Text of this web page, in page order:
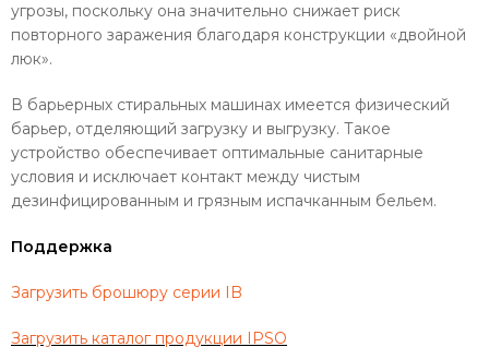
угрозы, поскольку она значительно снижает риск
повторного заражения благодаря конструкции «двойной
люк».
В барьерных стиральных машинах имеется физический
барьер, отделяющий загрузку и выгрузку. Такое
устройство обеспечивает оптимальные санитарные
условия и исключает контакт между чистым
дезинфицированным и грязным испачканным бельем.
Поддержка
Загрузить брошюру серии IB
Загрузить каталог продукции IPSO